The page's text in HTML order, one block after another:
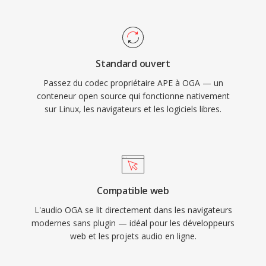
redevances, l&#039;OGA évite les complexites
de licence de brevet qui affectent les formats
propriétaires. Le format prend en chargé les
métadonnées via les commentaires Vorbis
pour le balisage artiste, album et piste de
manière standardisee. L&#039;OGA est lu
environnements de bureau Linux, ce qui en fait
et les flux de travail d&#039;archivage.
Standard ouvert
Passez du codec propriétaire APE à OGA — un
conteneur open source qui fonctionne nativement
sur Linux, les navigateurs et les logiciels libres.
Compatible web
L'audio OGA se lit directement dans les navigateurs
modernes sans plugin — idéal pour les développeurs
web et les projets audio en ligne.